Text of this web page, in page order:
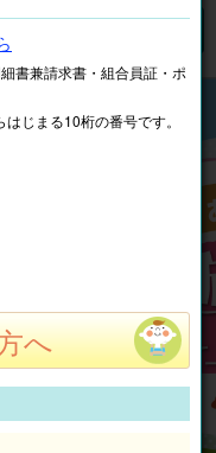
書兼請求書・組合員証・ポ
じまる10桁の番号です。
へ